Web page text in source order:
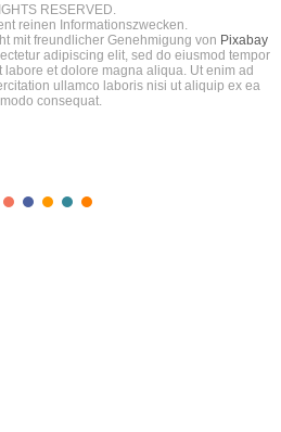
RESERVED.
reinen Informationszwecken.
mit freundlicher Genehmigung von Pixabay
adipiscing elit, sed do eiusmod tempor
et dolore magna aliqua. Ut enim ad
ullamco laboris nisi ut aliquip ex ea
consequat.